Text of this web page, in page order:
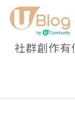
社群創作有